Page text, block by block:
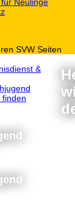
SVW Seiten
&
finden